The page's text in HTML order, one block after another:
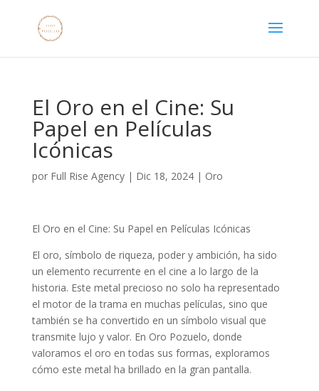
El Oro en el Cine: Su
Papel en Películas
Icónicas
por Full Rise Agency| Dic 18, 2024| Oro
El Oro en el Cine: Su Papel en Películas Icónicas
El oro, símbolo de riqueza, poder y ambición, ha sido
un elemento recurrente en el cine a lo largo de la
historia. Este metal precioso no solo ha representado
el motor de la trama en muchas películas, sino que
también se ha convertido en un símbolo visual que
transmite lujo y valor. En Oro Pozuelo, donde
valoramos el oro en todas sus formas, exploramos
cómo este metal ha brillado en la gran pantalla.